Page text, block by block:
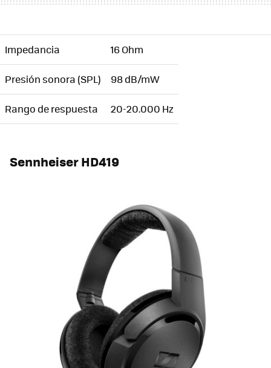
Impedancia 16 Ohm
Presión sonora (SPL) 98 dB/mW
Rango de respuesta 20-20.000 Hz
Sennheiser HD419